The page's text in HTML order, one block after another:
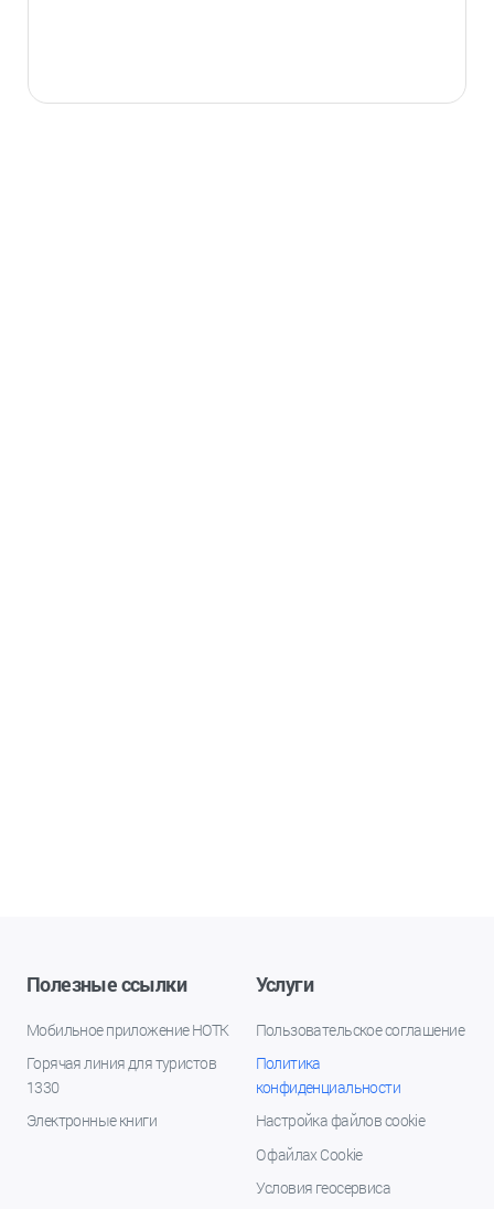
Полезные ссылки
Мобильное приложение НОТК
Горячая линия для туристов
1330
Электронные книги
Услуги
Пользовательское соглашение
Политика
конфиденциальности
Настройка файлов cookie
О файлах Cookie
Условия геосервиса